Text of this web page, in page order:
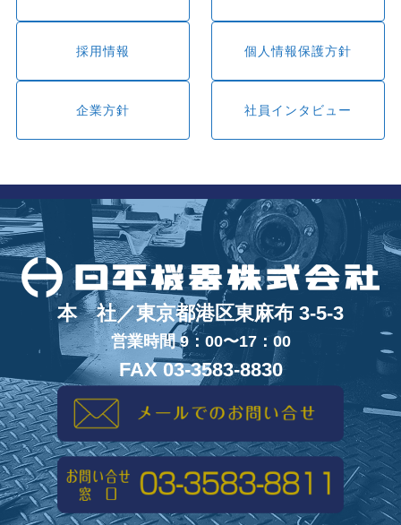
採用情報 個人情報保護方針
企業方針 社員インタビュー
本 社／東京都港区東麻布 3-5-3
営業時間 9：00〜17：00
FAX 03-3583-8830